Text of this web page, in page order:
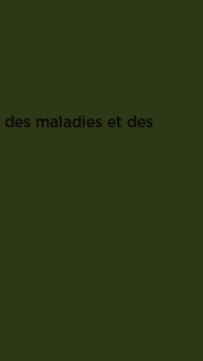
maladies et des